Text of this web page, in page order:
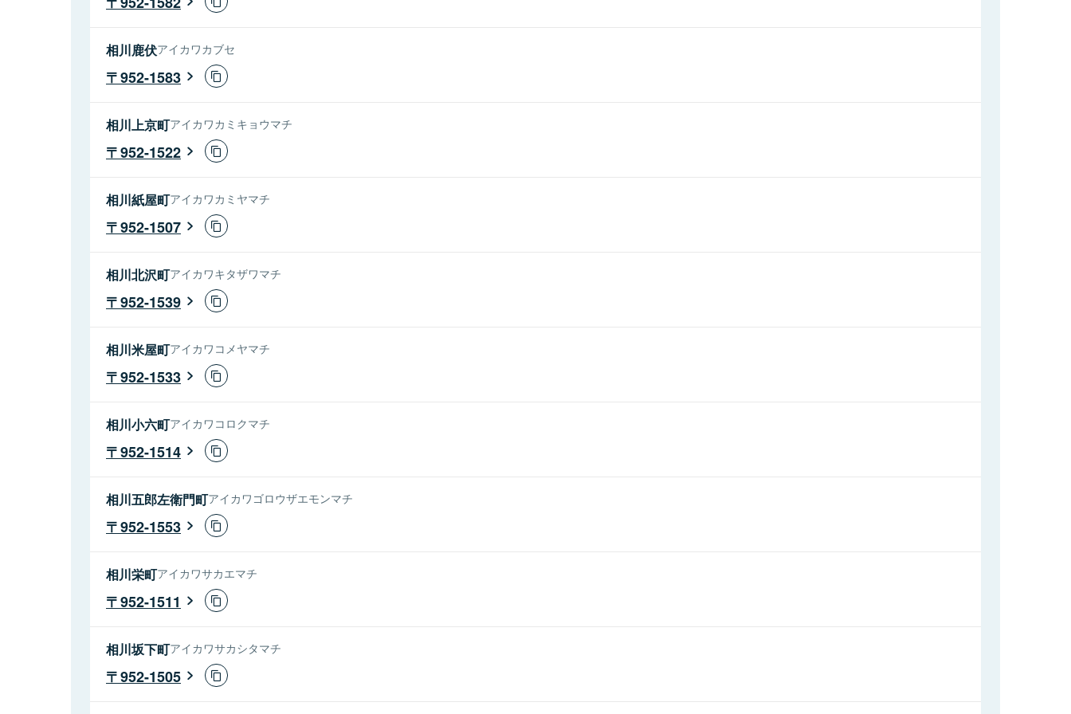
相川鹿伏アイカワカブセ
952-1583
相川上京町アイカワカミキョウマチ
952-1522
相川紙屋町アイカワカミヤマチ
952-1507
相川北沢町アイカワキタザワマチ
952-1539
相川米屋町アイカワコメヤマチ
952-1533
相川小六町アイカワコロクマチ
952-1514
相川五郎左衛門町アイカワゴロウザエモンマチ
952-1553
相川栄町アイカワサカエマチ
952-1511
相川坂下町アイカワサカシタマチ
952-1505